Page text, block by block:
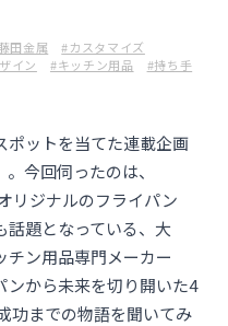
田金属
#カスタマイズ
イン #キッチン用品
#持ち手
ポットを当てた連載企画
今回伺ったのは、
リジナルのフライパン
話題となっている、大
チン用品専門メーカー
ンから未来を切り開いた4
功までの物語を聞いてみ